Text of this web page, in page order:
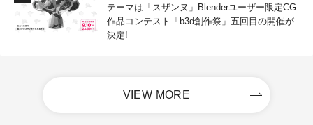
テーマは「スザンヌ」Blenderユーザー限定CG
作品コンテスト「b3d創作祭」五回目の開催が
決定!
VIEW MORE